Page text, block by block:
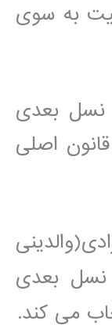
به سوی
نسل بعدی
اصلی
بعدی
می کند.